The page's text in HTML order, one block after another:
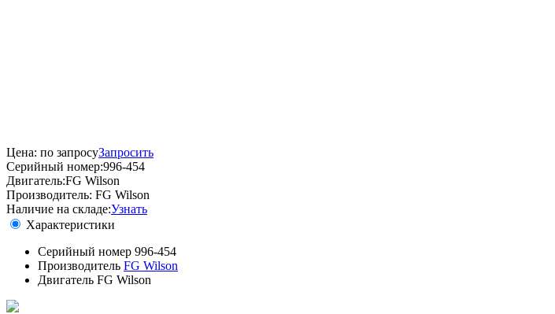
Цена: по запросуЗапросить
Серийный номер:996-454
Двигатель:FG Wilson
Производитель: FG Wilson
Наличие на складе:Узнать
Характеристики
Серийный номер 996-454
Производитель FG Wilson
Двигатель FG Wilson